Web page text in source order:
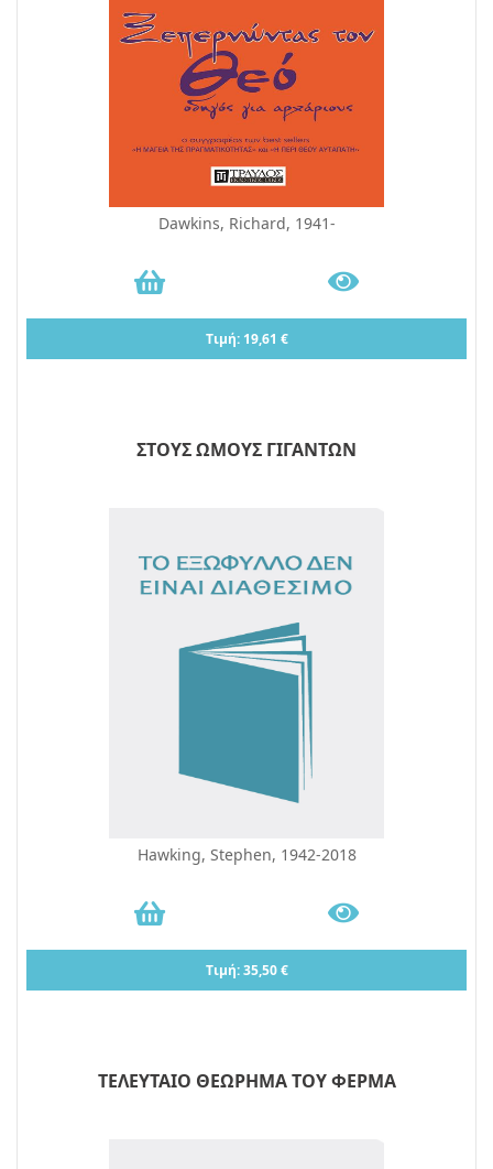
Dawkins, Richard, 1941-
Τιμή: 19,61 €
ΣΤΟΥΣ ΩΜΟΥΣ ΓΙΓΑΝΤΩΝ
Hawking, Stephen, 1942-2018
Τιμή: 35,50 €
ΤΕΛΕΥΤΑΙΟ ΘΕΩΡΗΜΑ ΤΟΥ ΦΕΡΜΑ